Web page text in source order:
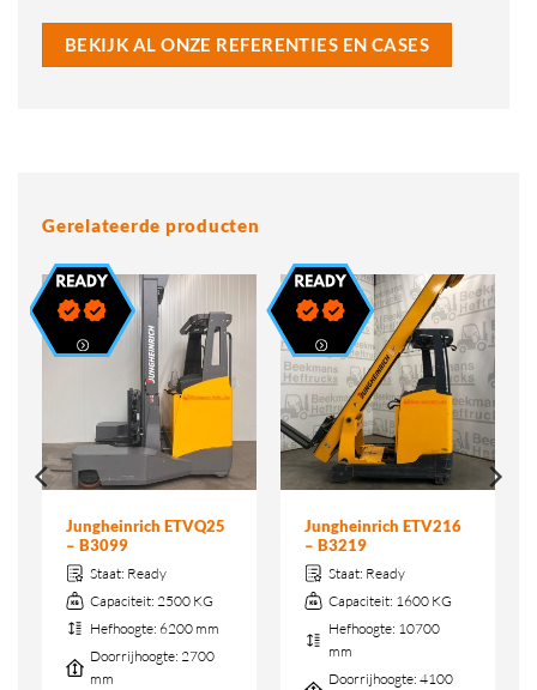
BEKIJK AL ONZE REFERENTIES EN CASES
Gerelateerde producten
Jungheinrich ETVQ25
– B3099
Staat: Ready
Capaciteit: 2500 KG
Hefhoogte: 6200 mm
Doorrijhoogte: 2700
mm
Jungheinrich ETV216
– B3219
Staat: Ready
Capaciteit: 1600 KG
Hefhoogte: 10700
mm
Doorrijhoogte: 4100